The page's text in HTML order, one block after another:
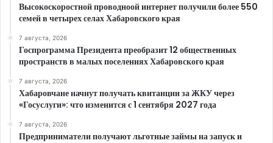
Высокоскоростной проводноой интернет получили более 550
семей в четырех селах Хабаровского края
7 августа, 2026
Госпрограмма Президента преобразит 12 общественных
пространств в малых поселениях Хабаровского края
7 августа, 2026
Хабаровчане начнут получать квитанции за ЖКУ через
«Госуслуги»: что изменится с 1 сентября 2027 года
7 августа, 2026
Предприниматели получают льготные займы на запуск и